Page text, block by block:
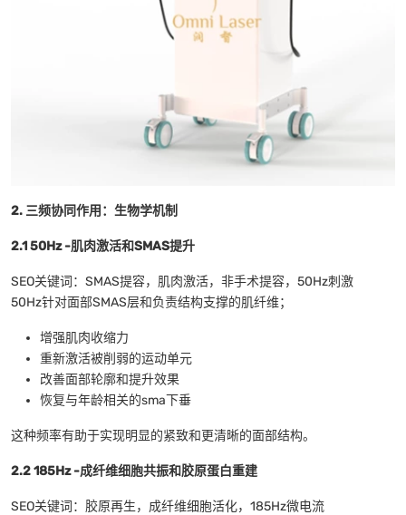
2. 三频协同作用：生物学机制
2.1 50Hz -肌肉激活和SMAS提升
SEO关键词：SMAS提容，肌肉激活，非手术提容，50Hz刺激
50Hz针对面部SMAS层和负责结构支撑的肌纤维；
增强肌肉收缩力
重新激活被削弱的运动单元
改善面部轮廓和提升效果
恢复与年龄相关的sma下垂
这种频率有助于实现明显的紧致和更清晰的面部结构。
2.2 185Hz -成纤维细胞共振和胶原蛋白重建
SEO关键词：胶原再生，成纤维细胞活化，185Hz微电流